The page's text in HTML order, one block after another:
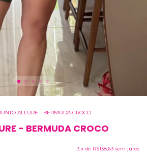
ALLURE - BERMUDA CROCO
- BERMUDA CROCO
3 x de R$138,63 sem juros